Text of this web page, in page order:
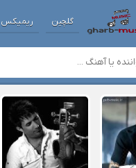
گلچین ریمیکس